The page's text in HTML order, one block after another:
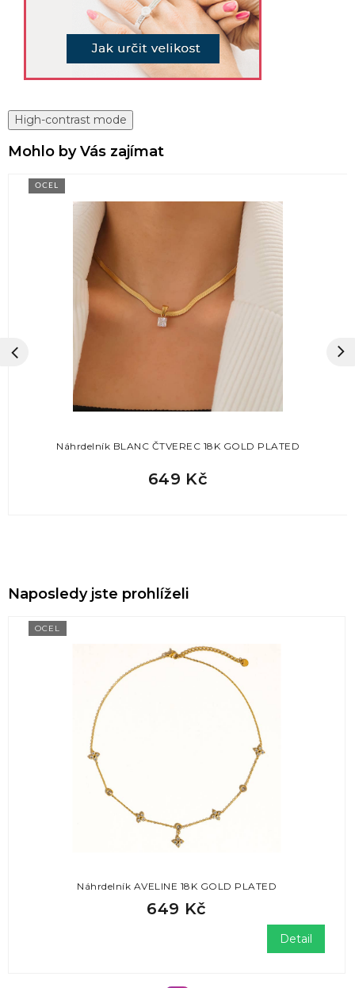
High-contrast mode
Mohlo by Vás zajímat
OCEL
Náhrdelník BLANC ČTVEREC 18K GOLD PLATED
649 Kč
Naposledy jste prohlíželi
OCEL
Náhrdelník AVELINE 18K GOLD PLATED
649 Kč
Detail